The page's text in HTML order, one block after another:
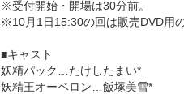
※受付開始・開場は30分前。
※10月1日15:30の回は販売DVD用
■キャスト
妖精パック…たけしたまい*
妖精王オーベロン…飯塚美雪*